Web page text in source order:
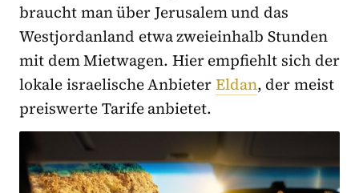
braucht man über Jerusalem und das
Westjordanland etwa zweieinhalb Stunden
mit dem Mietwagen. Hier empfiehlt sich der
lokale israelische AnbieterEldan, der meist
preiswerte Tarife anbietet.